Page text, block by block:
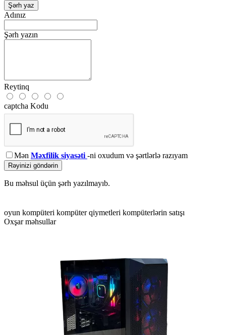
Şərh yaz
Adınız
Şərh yazın
Reytinq
captcha Kodu
Mən Məxfilik siyasəti -ni oxudum və şərtlərlə razıyam
Rəyinizi göndərin
Bu məhsul üçün şərh yazılmayıb.
oyun kompüteri kompüter qiymetleri kompüterlərin satışı
Oxşar məhsullar